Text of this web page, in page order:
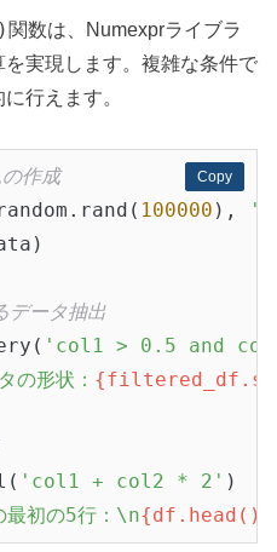
関数は、Numexprライブラ
実現します。複雑な条件で
行えます。
Copy
Copy
作成
100000 ),
ータ抽出
'col1 > 0.5 and
の形状：
'col1 + col2 * 2' )
初の5行：\n{df.head()}